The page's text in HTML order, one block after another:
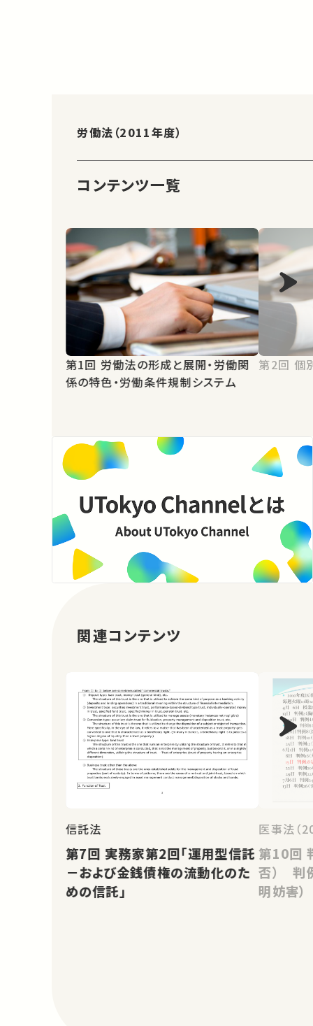
労働法（2011年度）
コンテンツ一覧
第1回 労働法の形成と展開・労働関
係の特色・労働条件規制システム
第2
関連コンテンツ
信託法
第7回 実務家第2回「運用型信託
－および金銭債権の流動化のた
めの信託」
医事法（
第10回 判例18（診断書交付拒
否） 判
明妨害）